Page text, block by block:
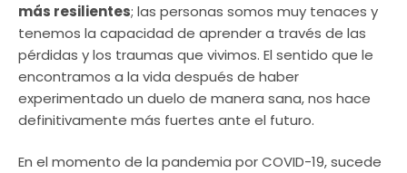
más resilientes; las personas somos muy tenaces y
tenemos la capacidad de aprender a través de las
pérdidas y los traumas que vivimos. El sentido que le
encontramos a la vida después de haber
experimentado un duelo de manera sana, nos hace
definitivamente más fuertes ante el futuro.
En el momento de la pandemia por COVID-19, sucede